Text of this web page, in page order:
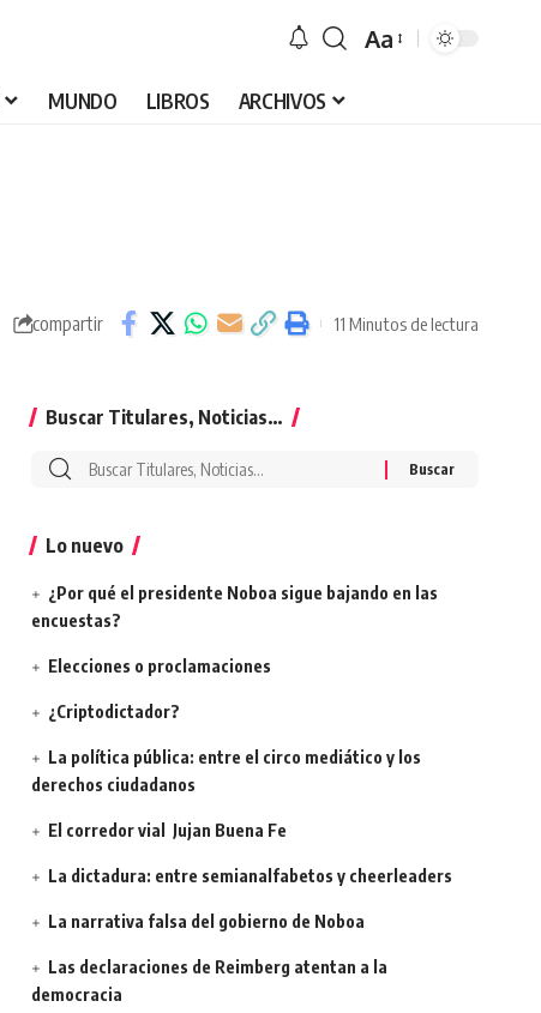
Font
Aa
MUNDO LIBROS ARCHIVOS
compartir 11 Minutos de lectura
Buscar Titulares, Noticias…
Buscar
Lo nuevo
¿Por qué el presidente Noboa sigue bajando en las
encuestas?
Elecciones o proclamaciones
¿Criptodictador?
La política pública: entre el circo mediático y los
derechos ciudadanos
El corredor vial Jujan Buena Fe
La dictadura: entre semianalfabetos y cheerleaders
La narrativa falsa del gobierno de Noboa
Las declaraciones de Reimberg atentan a la
democracia